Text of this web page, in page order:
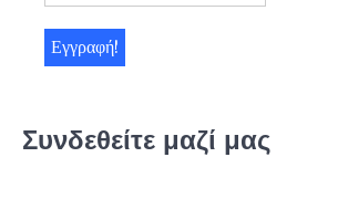
Συνδεθείτε μαζί μας